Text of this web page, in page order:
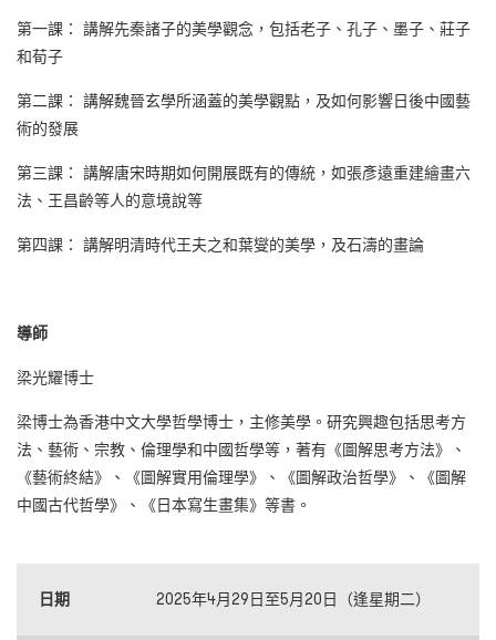
第一課： 講解先秦諸子的美學觀念，包括老子、孔子、墨子、莊子
和荀子
第二課： 講解魏晉玄學所涵蓋的美學觀點，及如何影響日後中國藝
術的發展
第三課： 講解唐宋時期如何開展既有的傳統，如張彥遠重建繪畫六
法、王昌齡等人的意境說等
第四課： 講解明清時代王夫之和葉燮的美學，及石濤的畫論
導師
梁光耀博士
梁博士為香港中文大學哲學博士，主修美學。研究興趣包括思考方
法、藝術、宗教、倫理學和中國哲學等，著有《圖解思考方法》、
《藝術終結》、《圖解實用倫理學》、《圖解政治哲學》、《圖解
中國古代哲學》、《日本寫生畫集》等書。
日期 2025年4月29日至5月20日（逢星期二）